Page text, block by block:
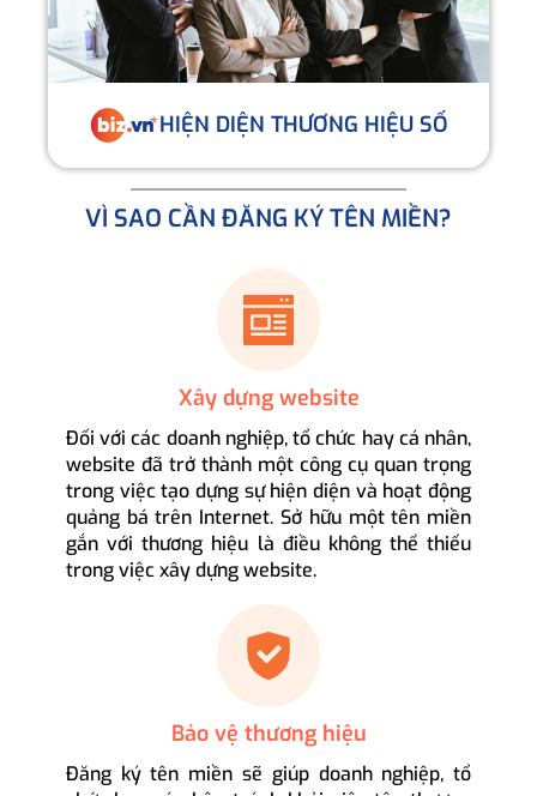
HIỆN DIỆN THƯƠNG HIỆU SỐ
VÌ SAO CẦN ĐĂNG KÝ TÊN MIỀN?
Xây dựng website
Đối với các doanh nghiệp, tổ chức hay cá nhân,
website đã trở thành một công cụ quan trọng
trong việc tạo dựng sự hiện diện và hoạt động
quảng bá trên Internet. Sở hữu một tên miền
gắn với thương hiệu là điều không thể thiếu
trong việc xây dựng website.
Bảo vệ thương hiệu
Đăng ký tên miền sẽ giúp doanh nghiệp, tổ